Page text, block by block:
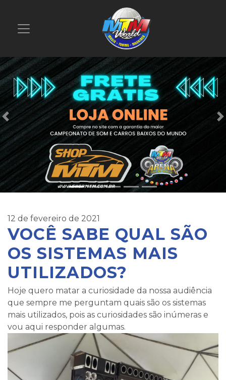
Previous
12 de fevereiro de 2021
VOCÊ SABE QUAL SÃO
OS SISTEMAS MAIS
UTILIZADOS?
Hoje quero matar a curiosidade da nossa audiência
que sempre me perguntam quais são os sistemas
mais utilizados, pois as curiosidades são inúmeras e
vou aqui responder algumas.